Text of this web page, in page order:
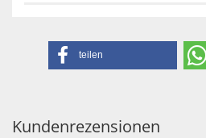
teilen
Kundenrezensionen